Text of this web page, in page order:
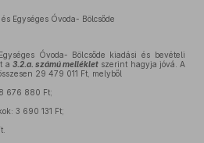
Egységes Óvoda- Bölcsőde
Óvoda- Bölcsőde kiadási és bevételi
a 3.2.a. számú melléklet szerint hagyja jóvá. A
29 479 011 Ft, melyből
676 880 Ft;
3 690 131 Ft;